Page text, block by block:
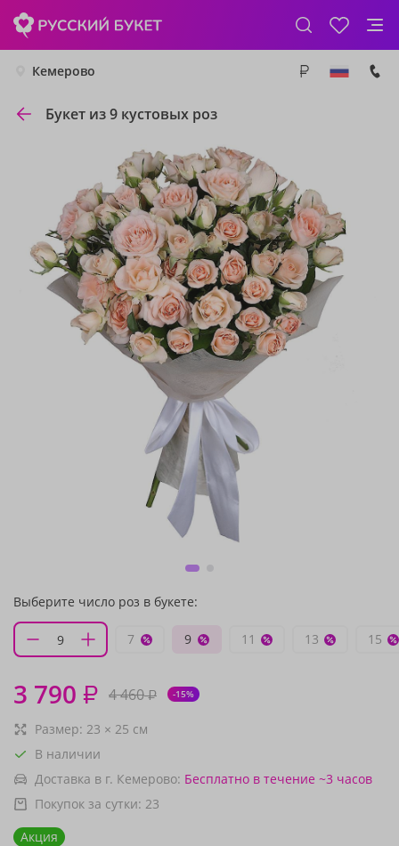
Кемерово
Букет из 9 кустовых роз
Выберите число роз в букете:
7 9 11 13 15
3 790 ₽ 4 460₽ -15%
Размер: 23 × 25 см
В наличии
Доставка в г. Кемерово: Бесплатно в течение ~3 часов
Покупок за сутки: 23
Акция